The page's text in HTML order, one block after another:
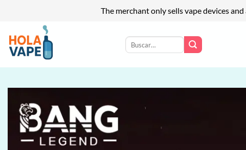
The merchant only sells vape devices
contenido
Buscar
por: